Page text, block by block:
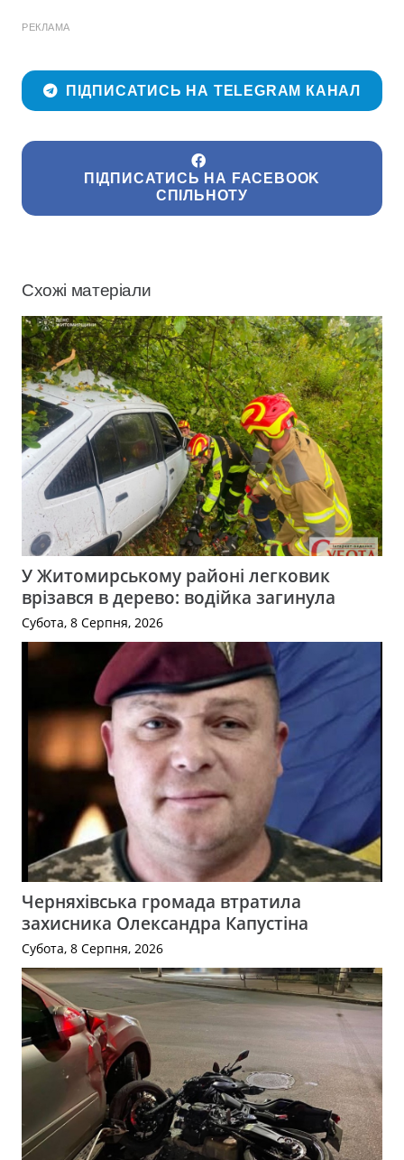
РЕКЛАМА
ПІДПИСАТИСЬ НА TELEGRAM КАНАЛ
ПІДПИСАТИСЬ НА FACEBOOK
СПІЛЬНОТУ
Схожі матеріали
У Житомирському районі легковик
врізався в дерево: водійка загинула
Субота, 8 Серпня, 2026
Черняхівська громада втратила
захисника Олександра Капустіна
Субота, 8 Серпня, 2026